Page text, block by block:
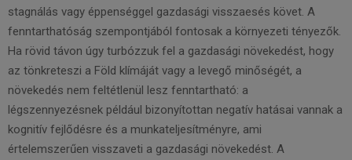
stagnálás vagy éppenséggel gazdasági visszaesés követ. A
fenntarthatóság szempontjából fontosak a környezeti tényezők.
Ha rövid távon úgy turbózzuk fel a gazdasági növekedést, hogy
az tönkreteszi a Föld klímáját vagy a levegő minőségét, a
növekedés nem feltétlenül lesz fenntartható: a
légszennyezésnek például bizonyítottan negatív hatásai vannak a
kognitív fejlődésre és a munkateljesítményre, ami
értelemszerűen visszaveti a gazdasági növekedést. A